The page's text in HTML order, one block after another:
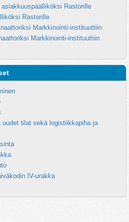
Rastorille
Rastorille
Markkinointi-instituuttiin
Markkinointi-instituuttiin
uudet tilat sekä logistiikkapiha ja
IV-urakka